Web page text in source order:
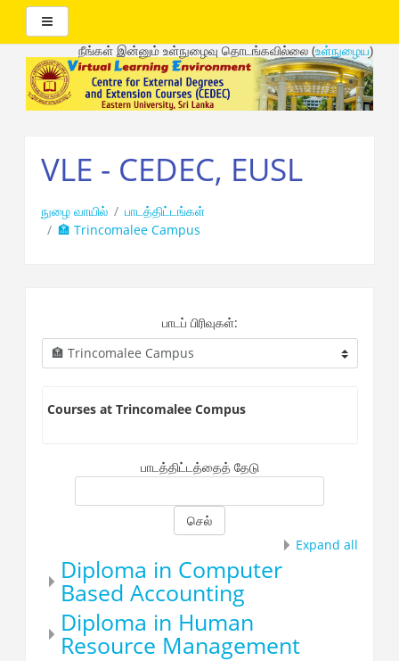
முக்கிய
உள்ளடக்கத்திற்கு
செல்க
நீங்கள் இன்னும் உள்நுழைவு தொடங்கவில்லை (உள்நுழைய)
VLE - CEDEC, EUSL
நுழை வாயில்
பாடத்திட்டங்கள்
🏣 Trincomalee Campus
பாடப் பிரிவுகள்:
Courses at Trincomalee Compus
பாடத்திட்டத்தைத் தேடு
செல்
Expand all
Diploma in Computer
Based Accounting
Diploma in Human
Resource Management